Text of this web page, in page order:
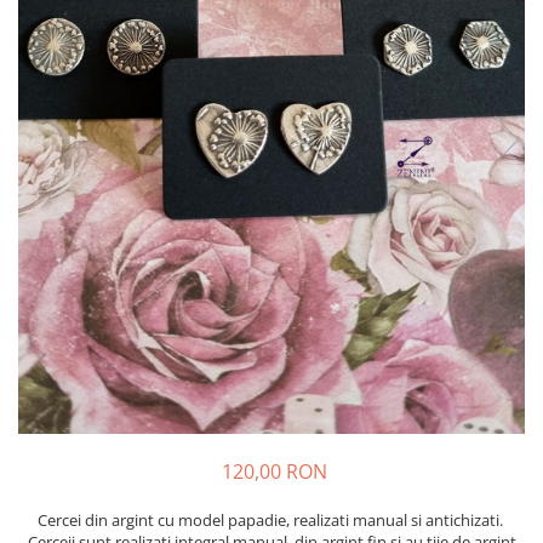
120,00 RON
Cercei din argint cu model papadie, realizati manual si antichizati.